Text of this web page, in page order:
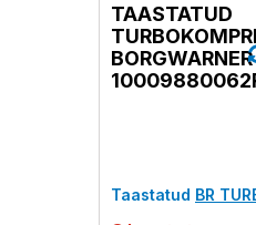
TAASTATUD
BORGWARNER
Taastatud BR